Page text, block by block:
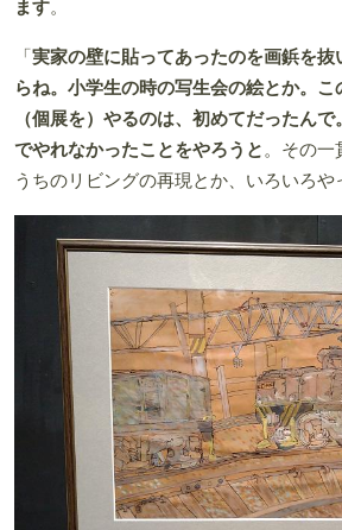
ます。
「 実家の壁に貼ってあったのを画鋲を抜
らね。小学生の時の写生会の絵とか。
（個展を）やるのは、初めてだったん
でやれなかったことをやろうと 。その一
うちのリビングの再現とか、いろいろや